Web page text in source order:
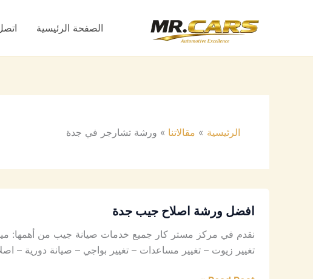
الصفحة الرئيسية
الرئيسية مقالاتنا ورشة تشارجر في جدة
افضل ورشة اصلاح جيب جدة
نقدم في مركز مستر كار جميع خدمات صيانة جيب من أهمها:
تغيير زيوت – تغيير مساعدات – تغيير بواجي – صيانة